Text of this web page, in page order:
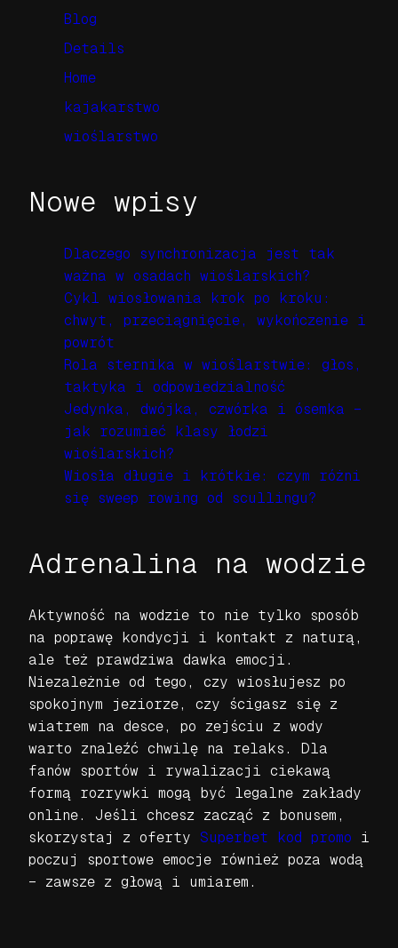
Blog
Details
Home
kajakarstwo
wioślarstwo
Nowe wpisy
Dlaczego synchronizacja jest tak
ważna w osadach wioślarskich?
Cykl wiosłowania krok po kroku:
chwyt, przeciągnięcie, wykończenie i
powrót
Rola sternika w wioślarstwie: głos,
taktyka i odpowiedzialność
Jedynka, dwójka, czwórka i ósemka –
jak rozumieć klasy łodzi
wioślarskich?
Wiosła długie i krótkie: czym różni
się sweep rowing od scullingu?
Adrenalina na wodzie
Aktywność na wodzie to nie tylko sposób
na poprawę kondycji i kontakt z naturą,
ale też prawdziwa dawka emocji.
Niezależnie od tego, czy wiosłujesz po
spokojnym jeziorze, czy ścigasz się z
wiatrem na desce, po zejściu z wody
warto znaleźć chwilę na relaks. Dla
fanów sportów i rywalizacji ciekawą
formą rozrywki mogą być legalne zakłady
online. Jeśli chcesz zacząć z bonusem,
skorzystaj z oferty Superbet kod promo i
poczuj sportowe emocje również poza wodą
– zawsze z głową i umiarem.